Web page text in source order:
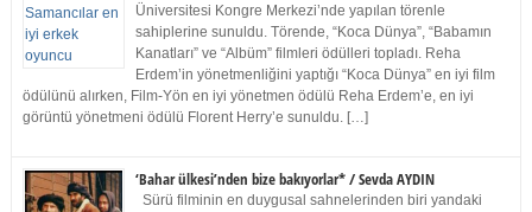
Üniversitesi Kongre Merkezi’nde yapılan törenle
sahiplerine sunuldu. Törende, “Koca Dünya”, “Babamın
Kanatları” ve “Albüm” filmleri ödülleri topladı. Reha
Erdem’in yönetmenliğini yaptığı “Koca Dünya” en iyi film
ödülünü alırken, Film-Yön en iyi yönetmen ödülü Reha Erdem’e, en iyi
görüntü yönetmeni ödülü Florent Herry’e sunuldu. […]
‘Bahar ülkesi’nden bize bakıyorlar* / Sevda AYDIN
Sürü filminin en duygusal sahnelerinden biri yandaki